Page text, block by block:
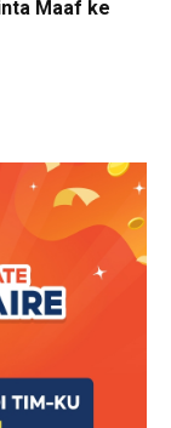
Maaf ke